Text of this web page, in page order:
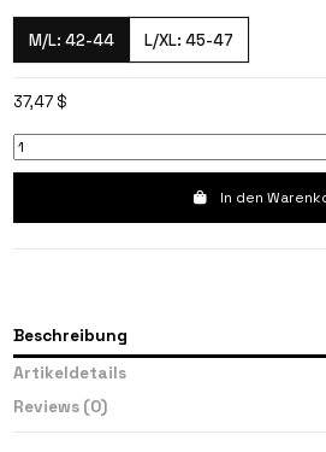
M/L: 42-44 L/XL: 45-47
37,47 $
In den
Beschreibung
Artikeldetails
Reviews (0)